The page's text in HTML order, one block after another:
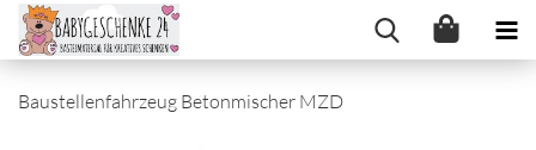
Baustellenfahrzeug Betonmischer MZD